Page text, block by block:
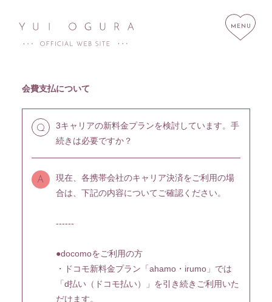
HOME NEWS
DISCOGRAPHY LINK
STORE CONTACT
会費支払について
Q
3キャリアの新料金プランを検討しています。手
続きは必要ですか？
A
現在、各携帯会社のキャリア決済をご利用の場
合は、下記の内容についてご確認ください。
------
●docomoをご利用の方
・ドコモ新料金プラン「ahamo・irumo」では
「d払い（ドコモ払い）」を引き続きご利用いた
だけます。